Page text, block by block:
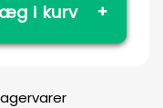
i kurv